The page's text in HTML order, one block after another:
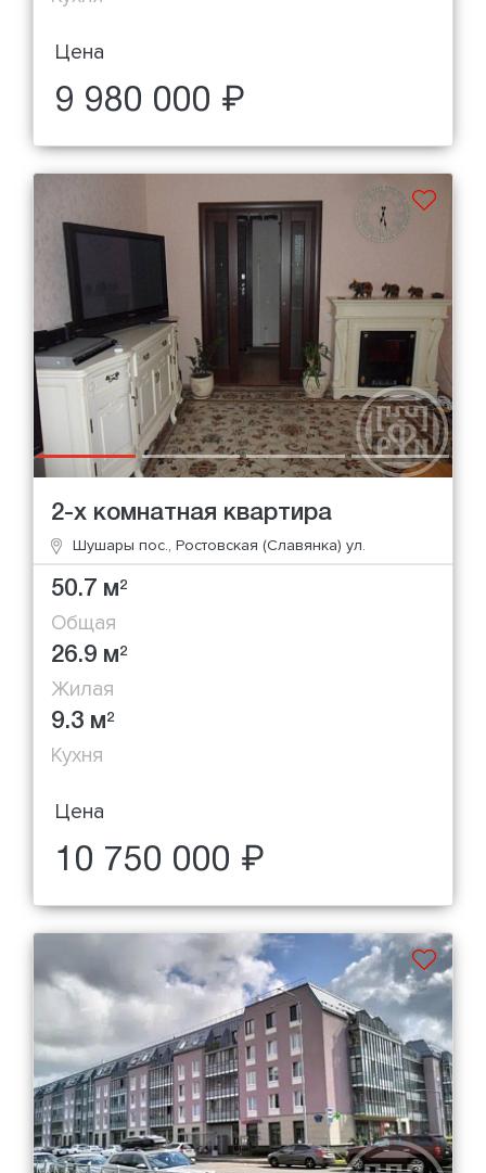
Цена
9 980 000 ₽
2-х комнатная квартира
Шушары пос., Ростовская (Славянка) ул.
50.7 м2
Общая
26.9 м2
Жилая
9.3 м2
Кухня
Цена
10 750 000 ₽